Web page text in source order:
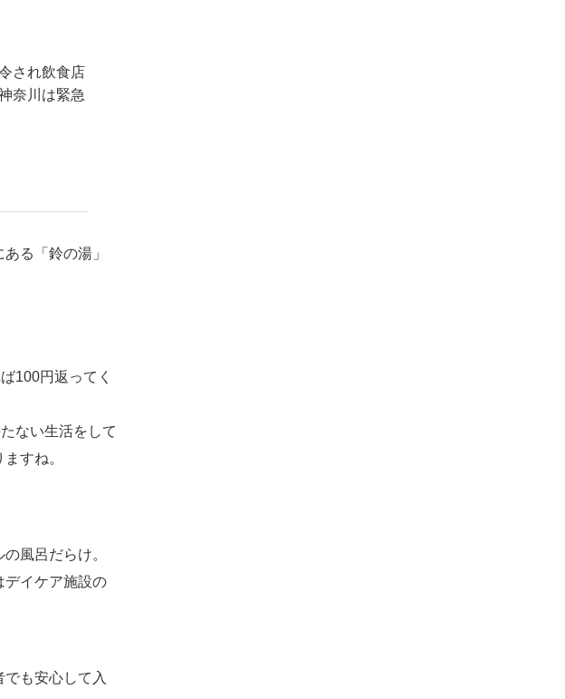
され飲食店
奈川は緊急
る「鈴の湯」
100円返ってく
ない生活をして
すね。
風呂だらけ。
デイケア施設の
も安心して入